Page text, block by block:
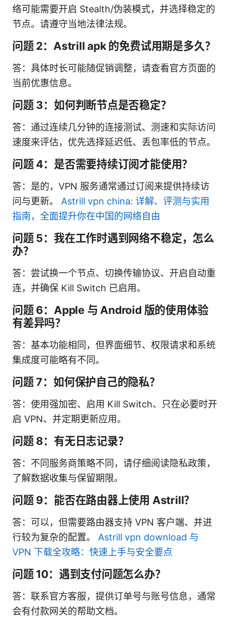
络可能需要开启 Stealth/伪装模式，并选择稳定的
节点。请遵守当地法律法规。
问题 2：Astrill apk 的免费试用期是多久？
答：具体时长可能随促销调整，请查看官方页面的
当前优惠信息。
问题 3：如何判断节点是否稳定？
答：通过连续几分钟的连接测试、测速和实际访问
速度来评估，优先选择延迟低、丢包率低的节点。
问题 4：是否需要持续订阅才能使用？
答：是的，VPN 服务通常通过订阅来提供持续访
问与更新。 Astrill vpn china: 详解、评测与实用
指南，全面提升你在中国的网络自由
问题 5：我在工作时遇到网络不稳定，怎么
办？
答：尝试换一个节点、切换传输协议、开启自动重
连，并确保 Kill Switch 已启用。
问题 6：Apple 与 Android 版的使用体验
有差异吗？
答：基本功能相同，但界面细节、权限请求和系统
集成度可能略有不同。
问题 7：如何保护自己的隐私？
答：使用强加密、启用 Kill Switch、只在必要时开
启 VPN、并定期更新应用。
问题 8：有无日志记录？
答：不同服务商策略不同，请仔细阅读隐私政策，
了解数据收集与保留期限。
问题 9：能否在路由器上使用 Astrill？
答：可以，但需要路由器支持 VPN 客户端、并进
行较为复杂的配置。 Astrill vpn download 与
VPN 下载全攻略：快速上手与安全要点
问题 10：遇到支付问题怎么办？
答：联系官方客服，提供订单号与账号信息，通常
会有付款网关的帮助文档。